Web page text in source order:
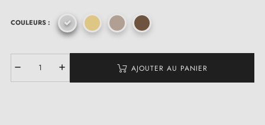
COULEURS :
AJOUTER AU PANIER